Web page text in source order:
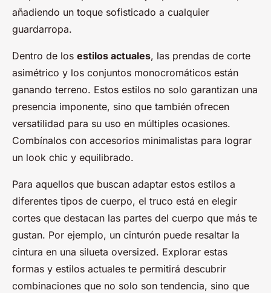
añadiendo un toque sofisticado a cualquier
guardarropa.
Dentro de los estilos actuales, las prendas de corte
asimétrico y los conjuntos monocromáticos están
ganando terreno. Estos estilos no solo garantizan una
presencia imponente, sino que también ofrecen
versatilidad para su uso en múltiples ocasiones.
Combínalos con accesorios minimalistas para lograr
un look chic y equilibrado.
Para aquellos que buscan adaptar estos estilos a
diferentes tipos de cuerpo, el truco está en elegir
cortes que destacan las partes del cuerpo que más te
gustan. Por ejemplo, un cinturón puede resaltar la
cintura en una silueta oversized. Explorar estas
formas y estilos actuales te permitirá descubrir
combinaciones que no solo son tendencia, sino que